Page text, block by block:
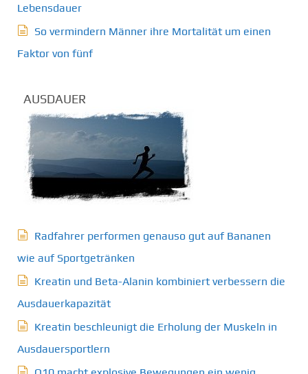
Lebensdauer
So vermindern Männer ihre Mortalität um einen
Faktor von fünf
AUSDAUER
Radfahrer performen genauso gut auf Bananen
wie auf Sportgetränken
Kreatin und Beta-Alanin kombiniert verbessern die
Ausdauerkapazität
Kreatin beschleunigt die Erholung der Muskeln in
Ausdauersportlern